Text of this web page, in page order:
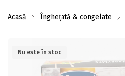
Acasă Înghețată & congelate
Nu este în stoc